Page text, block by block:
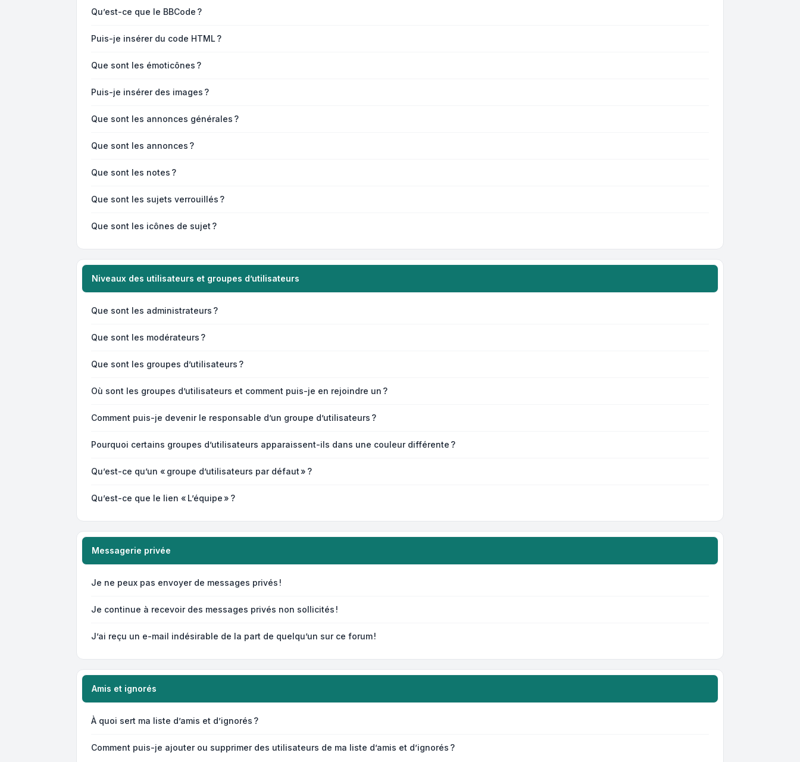
Qu’est-ce que le BBCode ?
Puis-je insérer du code HTML ?
Que sont les émoticônes ?
Puis-je insérer des images ?
Que sont les annonces générales ?
Que sont les annonces ?
Que sont les notes ?
Que sont les sujets verrouillés ?
Que sont les icônes de sujet ?
Niveaux des utilisateurs et groupes d’utilisateurs
Que sont les administrateurs ?
Que sont les modérateurs ?
Que sont les groupes d’utilisateurs ?
Où sont les groupes d’utilisateurs et comment puis-je en rejoindre un ?
Comment puis-je devenir le responsable d’un groupe d’utilisateurs ?
Pourquoi certains groupes d’utilisateurs apparaissent-ils dans une couleur différente ?
Qu’est-ce qu’un « groupe d’utilisateurs par défaut » ?
Qu’est-ce que le lien « L’équipe » ?
Messagerie privée
Je ne peux pas envoyer de messages privés !
Je continue à recevoir des messages privés non sollicités !
J’ai reçu un e-mail indésirable de la part de quelqu’un sur ce forum !
Amis et ignorés
À quoi sert ma liste d’amis et d’ignorés ?
Comment puis-je ajouter ou supprimer des utilisateurs de ma liste d’amis et d’ignorés ?